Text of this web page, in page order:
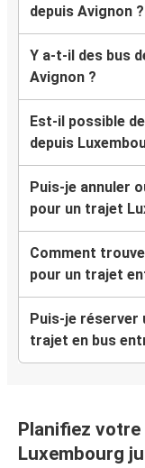
depuis Avignon ?
Y a-t-il des bus
Avignon ?
Est-il possible
depuis
Puis-je annuler
pour un trajet
Comment
pour un trajet
Puis-je réserver
trajet en bus
Planifiez votre
Luxembourg